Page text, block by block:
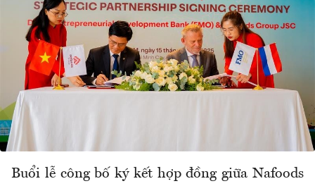
Buổi lễ công bố ký kết hợp đồng giữa Nafoods